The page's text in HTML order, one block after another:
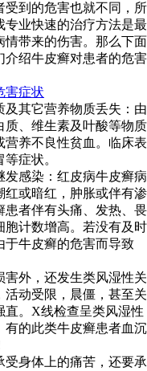
受到的危害也就不同，所
专业快速的治疗方法是最
情带来的伤害。那么下面
介绍牛皮癣对患者的危害
其它营养物质丢失：由
质、维生素及叶酸等物质
营养不良性贫血。临床表
症状。
发感染：红皮病牛皮癣病
红或暗红，肿胀或伴有渗
患者伴有头痛、发热、畏
胞计数增高。若没有及时
于牛皮癣的危害而导致
害外，还发生类风湿性关
动受限，晨僵，甚至关
直。X线检查呈类风湿性
有的此类牛皮癣患者血沉
身体上的痛苦，还要承